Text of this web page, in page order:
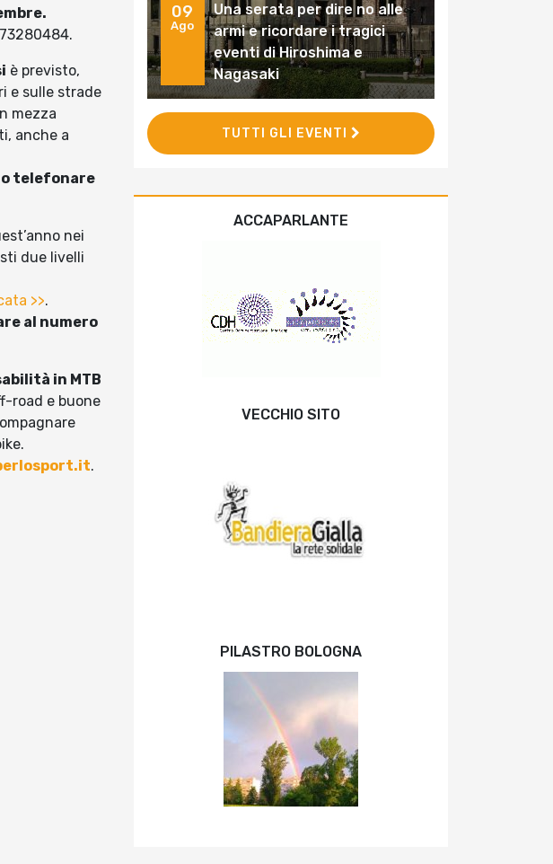
è previsto,
e sulle strade
mezza
anche a
o telefonare
nei
due livelli
>>.
al numero
in MTB
road e buone
.
09
Ago
Una serata per dire no alle
armi e ricordare i tragici
eventi di Hiroshima e
Nagasaki
TUTTI GLI EVENTI
ACCAPARLANTE
VECCHIO SITO
PILASTRO BOLOGNA